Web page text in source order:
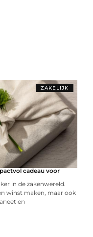
ZAKELIJK
cadeau voor
in de zakenwereld.
winst maken, maar ook
en